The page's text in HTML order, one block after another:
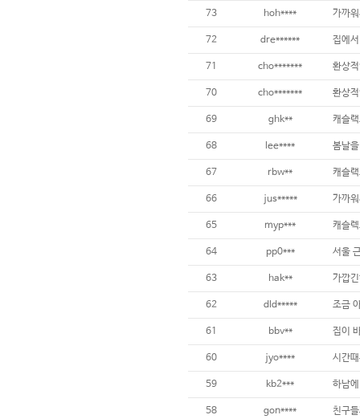
73 hoh**** 가까
72 dre****** 집에
71 cho******* 환상
70 cho******* 환상
69 ghk** 캐슬
68 lee**** 봄날
67 rbw** 캐슬
66 jus***** 가까
65 myp*** 캐슬
64 pp0*** 서울
63 hak** 가깝
62 dld***** 조금
61 bbv** 집이
60 jyo**** 시간
59 kb2*** 하남
58 gon**** 친구